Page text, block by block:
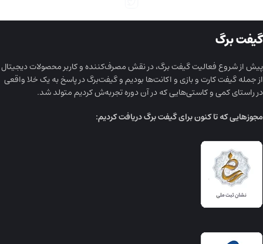
گیفت برگ
پیش از شروع فعالیت گیفت برگ، در نقش مصرف‌کننده و کاربر محصولات دیجیتال
از جمله گیفت کارت و بازی و اکانت‌ها بودیم و گیفت‌برگ در پاسخ به یک خلا واقعی
در راستای کمی و کاستی‌هایی که در آن دوره تجربه‌ش کردیم متولد شد.
مجوز‌هایی که تا کنون برای گیفت برگ دریافت کردیم: